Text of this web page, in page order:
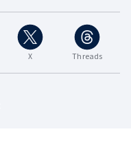
X Threads